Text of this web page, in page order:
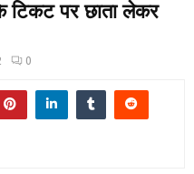
टिकट पर छाता लेकर
0